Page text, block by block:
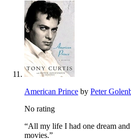
American Prince by Peter
No rating
“All my life I had one dream
movies.”